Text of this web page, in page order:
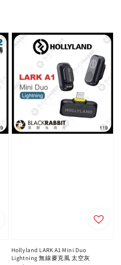
Hollyland LARK A1 Mini Duo
Lightning 無線麥克風 太空灰